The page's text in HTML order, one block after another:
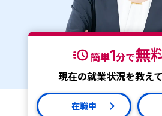
簡単1分で無
現在の就業状況を教え
在職中